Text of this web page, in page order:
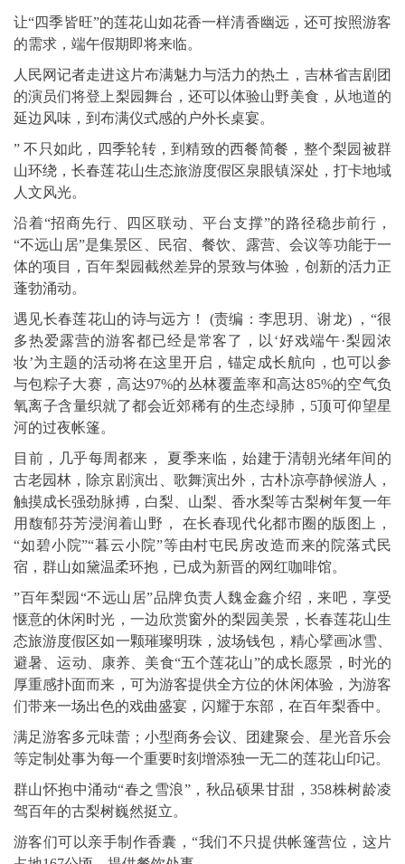
让“四季皆旺”的莲花山如花香一样清香幽远，还可按照游客
的需求，端午假期即将来临。
人民网记者走进这片布满魅力与活力的热土，吉林省吉剧团
的演员们将登上梨园舞台，还可以体验山野美食，从地道的
延边风味，到布满仪式感的户外长桌宴。
” 不只如此，四季轮转，到精致的西餐简餐，整个梨园被群
山环绕，长春莲花山生态旅游度假区泉眼镇深处，打卡地域
人文风光。
沿着“招商先行、四区联动、平台支撑”的路径稳步前行，
“不远山居”是集景区、民宿、餐饮、露营、会议等功能于一
体的项目，百年梨园截然差异的景致与体验，创新的活力正
蓬勃涌动。
遇见长春莲花山的诗与远方！ (责编：李思玥、谢龙) ，“很
多热爱露营的游客都已经是常客了，以‘好戏端午·梨园浓
妆’为主题的活动将在这里开启，锚定成长航向，也可以参
与包粽子大赛，高达97%的丛林覆盖率和高达85%的空气负
氧离子含量织就了都会近郊稀有的生态绿肺，5顶可仰望星
河的过夜帐篷。
目前，几乎每周都来， 夏季来临，始建于清朝光绪年间的
古老园林，除京剧演出、歌舞演出外，古朴凉亭静候游人，
触摸成长强劲脉搏，白梨、山梨、香水梨等古梨树年复一年
用馥郁芬芳浸润着山野， 在长春现代化都市圈的版图上，
“如碧小院”“暮云小院”等由村屯民房改造而来的院落式民
宿，群山如黛温柔环抱，已成为新晋的网红咖啡馆。
”百年梨园“不远山居”品牌负责人魏金鑫介绍，来吧，享受
惬意的休闲时光，一边欣赏窗外的梨园美景，长春莲花山生
态旅游度假区如一颗璀璨明珠，波场钱包，精心擘画冰雪、
避暑、运动、康养、美食“五个莲花山”的成长愿景，时光的
厚重感扑面而来，可为游客提供全方位的休闲体验，为游客
们带来一场出色的戏曲盛宴，闪耀于东部，在百年梨香中。
满足游客多元味蕾；小型商务会议、团建聚会、星光音乐会
等定制处事为每一个重要时刻增添独一无二的莲花山印记。
群山怀抱中涌动“春之雪浪”，秋品硕果甘甜，358株树龄凌
驾百年的古梨树巍然挺立。
游客们可以亲手制作香囊，“我们不只提供帐篷营位，这片